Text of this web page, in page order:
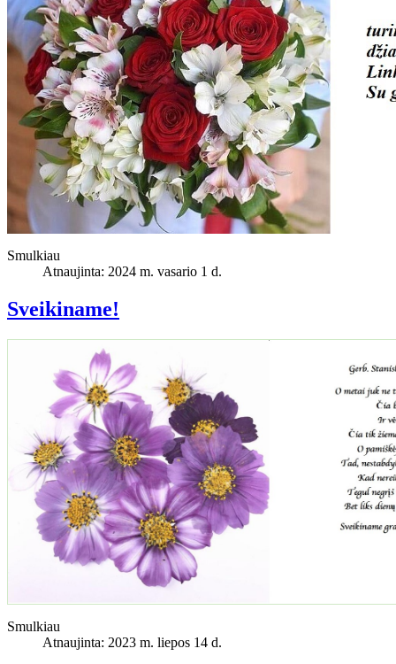
Smulkiau
Atnaujinta: 2024 m. vasario 1 d.
Sveikiname!
Smulkiau
Atnaujinta: 2023 m. liepos 14 d.